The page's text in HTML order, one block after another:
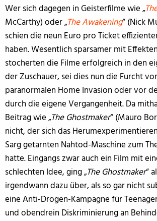
Wer sich dagegen in Geisterfilme wie „
McCarthy) oder „The Awakening“ (Nick
schien die neun Euro pro Ticket
haben. Wesentlich sparsamer mit
stocherten die Filme erfolgreich in den
der Zuschauer, sei dies nun die Furcht
paranormalen Home Invasion oder vor
durch die eigene Vergangenheit. Da
Beitrag wie „The Ghostmaker“ (Mauro
nicht, der sich das
Sarg getarnten Nahtod-Maschine zum
hatte. Eingangs zwar auch ein Film mit
schlechten Idee, ging „The Ghostmaker“
irgendwann dazu über, als so gar nicht
eine Anti-Drogen-Kampagne für
und obendrein Diskriminierung an